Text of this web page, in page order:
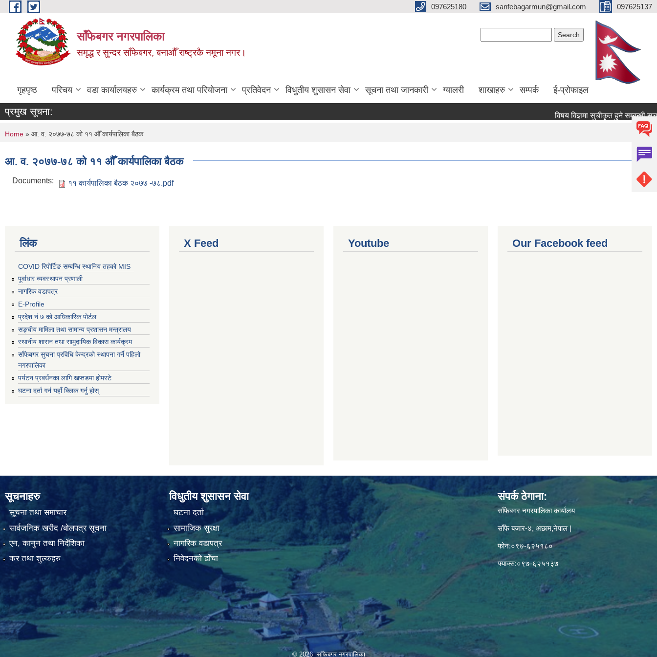
Skip to main content 097625180 sanfebagarmun@gmail.com 097625137
साँफेबगर नगरपालिका
समृद्ध र सुन्दर साँफेबगर, बनाऔँ राष्ट्रकै नमूना नगर।
गृहपृष्ठ परिचय वडा कार्यालयहरु कार्यक्रम तथा परियोजना प्रतिवेदन विधुतीय शुसासन सेवा सूचना तथा जानकारी ग्यालरी शाखाहरु सम्पर्क ई-प्रोफाइल
प्रमुख सूचना: विषय विज्ञमा सुचीकृत हुने सम्बन्धी
You are here
Home » आ. व. २०७७-७८ को ११ औँ कार्यपालिका बैठक
आ. व. २०७७-७८ को ११ औँ कार्यपालिका बैठक
Documents: ११ कार्यपालिका बैठक २०७७ -७८.pdf
लिंक
COVID रिपोर्टिङ सम्बन्धि स्थानिय तहको MIS
पूर्वाधार व्यवस्थापन प्रणाली
नागरिक वडापत्र
E-Profile
प्रदेश नं ७ को आधिकारिक पोर्टल
सङ्घीय मामिला तथा सामान्य प्रशासन मन्त्रालय
स्थानीय शासन तथा सामुदायिक विकास कार्यक्रम
साँफेबगर सुचना प्रविधि केन्द्रको स्थापना गर्ने पहिलो
नगरपालिका
पर्यटन प्रबर्धनका लागि खप्तडमा होमस्टे
घटना दर्ता गर्न यहाँ क्लिक गर्नु होस्
X Feed Youtube Our Facebook feed
सूचनाहरु
सूचना तथा समाचार
सार्वजनिक खरीद /बोलपत्र सूचना
एन, कानुन तथा निर्देशिका
कर तथा शुल्कहरु
विधुतीय शुसासन सेवा
घटना दर्ता
सामाजिक सुरक्षा
नागरिक वडापत्र
निवेदनको ढाँचा
संपर्क ठेगाना:
साँफेबगर नगरपालिका कार्यालय
साँफे बजार-४, अछाम,नेपाल |
फोन:०९७-६२५१८०
फ्याक्स:०९७-६२५१३७
© 2026 साँफेबगर नगरपालिका